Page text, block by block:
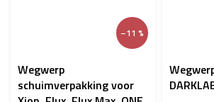
–11 %
Wegwerp
schuimverpakking voor